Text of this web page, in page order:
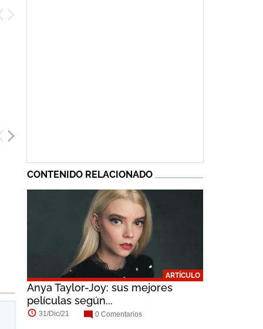
Will Rogers
CONTENIDO RELACIONADO
ARTÍCULO
Anya Taylor-Joy: sus mejores
películas según...
31/Dic/21 0 Comentarios